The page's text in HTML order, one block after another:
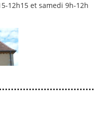
12h15 et samedi 9h-12h